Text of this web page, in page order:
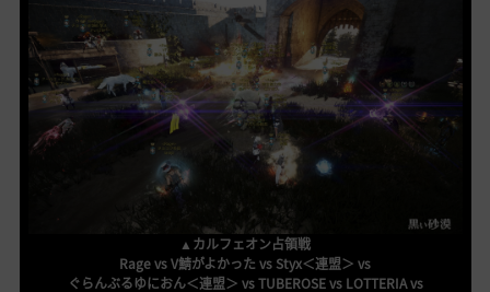
▲カルフェオン占領戦
Rage vs V鯖がよかった vs Styx＜連盟＞ vs
ぐらんぶるゆにおん＜連盟＞ vs TUBEROSE vs LOTTERIA vs